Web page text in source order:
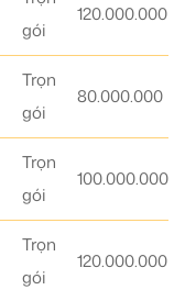
gói
120.000.000
Trọn
gói
80.000.000
Trọn
gói
100.000.000
Trọn
gói
120.000.000